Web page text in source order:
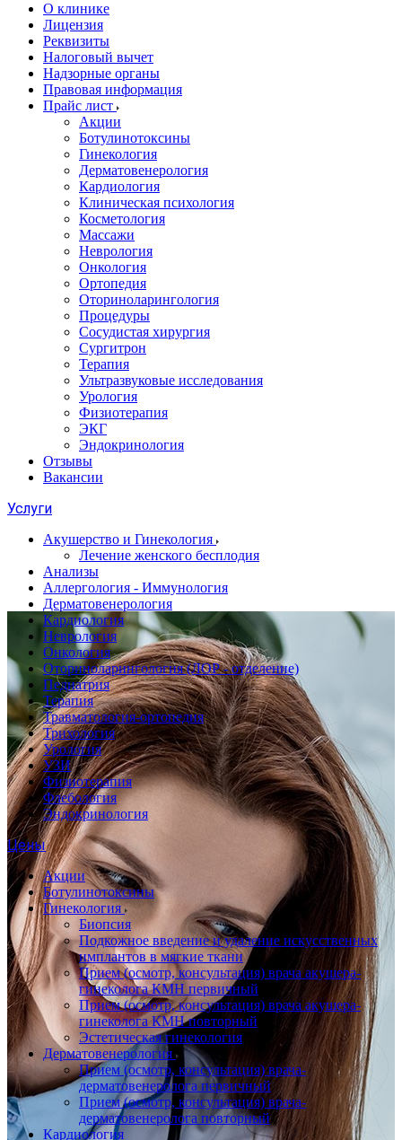
О клинике
Лицензия
Реквизиты
Налоговый вычет
Надзорные органы
Правовая информация
Прайс лист
Акции
Ботулинотоксины
Гинекология
Дерматовенерология
Кардиология
Клиническая психология
Косметология
Массажи
Неврология
Онкология
Ортопедия
Оториноларингология
Процедуры
Сосудистая хирургия
Сургитрон
Терапия
Ультразвуковые исследования
Урология
Физиотерапия
ЭКГ
Эндокринология
Отзывы
Вакансии
Услуги
Акушерство и Гинекология
Лечение женского бесплодия
Анализы
Аллергология - Иммунология
Дерматовенерология
Кардиология
Неврология
Онкология
Оториноларингология (ЛОР - отделение)
Педиатрия
Терапия
Травматология-ортопедия
Трихология
Урология
УЗИ
Физиотерапия
Флебология
Эндокринология
Цены
Акции
Ботулинотоксины
Гинекология
Биопсия
Подкожное введение и удаление искусственных
имплантов в мягкие ткани
Прием (осмотр, консультация) врача акушера-
гинеколога КМН первичный
Прием (осмотр, консультация) врача акушера-
гинеколога КМН повторный
Эстетическая гинекология
Дерматовенерология
Прием (осмотр, консультация) врача-
дерматовенеролога первичный
Прием (осмотр, консультация) врача-
дерматовенеролога повторный
Кардиология